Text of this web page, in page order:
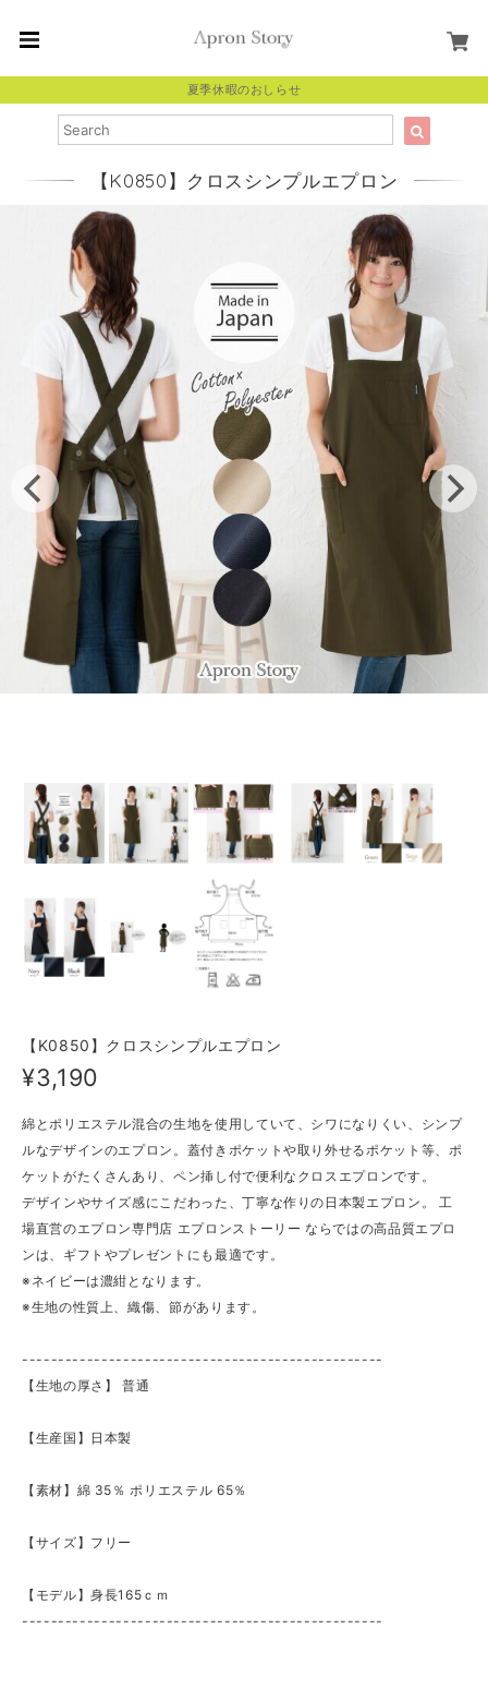
夏季休暇のおしらせ
【K0850】クロスシンプルエプロン
【K0850】クロスシンプルエプロン
¥3,190
綿とポリエステル混合の生地を使用していて、シワになりくい、シンプ
ルなデザインのエプロン。蓋付きポケットや取り外せるポケット等、ポ
ケットがたくさんあり、ペン挿し付で便利なクロスエプロンです。
デザインやサイズ感にこだわった、丁寧な作りの日本製エプロン。 工
場直営のエプロン専門店 エプロンストーリー ならではの高品質エプロ
ンは、ギフトやプレゼントにも最適です。
※ネイビーは濃紺となります。
※生地の性質上、織傷、節があります。
--------------------------------------------------
【生地の厚さ】 ​普通
【生産国】日本製
【素材】綿 35％ ポリエステル 65％
【サイズ】フリー
【モデル】身長165ｃｍ
--------------------------------------------------